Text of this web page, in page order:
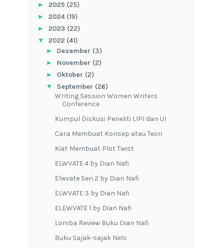
► 2025 (25)
► 2024(19)
► 2023 (22)
▼ 2022 (41)
► Desember (3)
► November (2)
► Oktober (2)
▼ September (26)
Writing Session Women Writers
Conference
Kumpul Diskusi Peneliti LIPI dan UI
Cara Membuat Konsep atau Teori
Kiat Membuat Plot Twist
ELWVATE 4 by Dian Nafi
Elwvate Seri 2 by Dian Nafi
ELWVATE 3 by Dian Nafi
ELEWVATE 1 by Dian Nafi
Lomba Review Buku Dian Nafi
Buku Sajak-sajak Nels